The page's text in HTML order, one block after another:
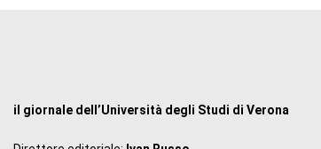
il giornale dell’Università degli Studi di Verona